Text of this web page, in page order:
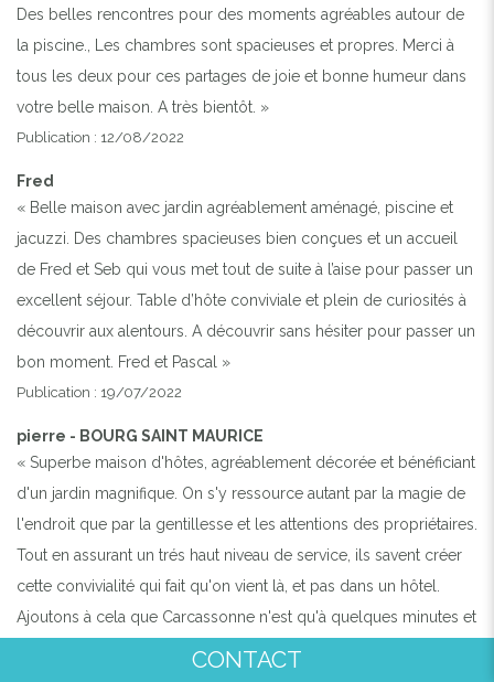
Des belles rencontres pour des moments agréables autour de
la piscine., Les chambres sont spacieuses et propres. Merci à
tous les deux pour ces partages de joie et bonne humeur dans
votre belle maison. A très bientôt. »
Publication : 12/08/2022
Fred
« Belle maison avec jardin agréablement aménagé, piscine et
jacuzzi. Des chambres spacieuses bien conçues et un accueil
de Fred et Seb qui vous met tout de suite à l’aise pour passer un
excellent séjour. Table d’hôte conviviale et plein de curiosités à
découvrir aux alentours. A découvrir sans hésiter pour passer un
bon moment. Fred et Pascal »
Publication : 19/07/2022
pierre - BOURG SAINT MAURICE
« Superbe maison d'hôtes, agréablement décorée et bénéficiant
d'un jardin magnifique. On s'y ressource autant par la magie de
l'endroit que par la gentillesse et les attentions des propriétaires.
Tout en assurant un trés haut niveau de service, ils savent créer
cette convivialité qui fait qu'on vient là, et pas dans un hôtel.
Ajoutons à cela que Carcassonne n'est qu'à quelques minutes et
que la région regorge de centres d'intérêts. Et pour ceux qui ne
CONTACT